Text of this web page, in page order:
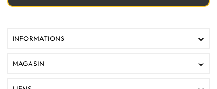
INFORMATIONS 
MAGASIN 